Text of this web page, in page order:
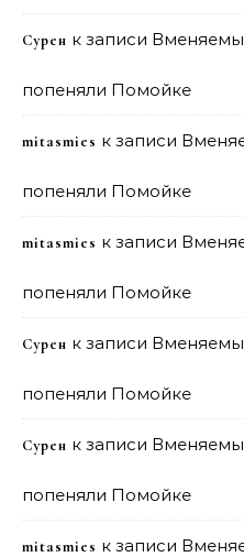
Сурен к записи
попеняли Помойке
mitasmies к записи
попеняли Помойке
mitasmies к записи
попеняли Помойке
Сурен к записи
попеняли Помойке
Сурен к записи
попеняли Помойке
mitasmies к записи